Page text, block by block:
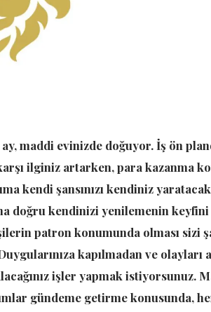
maddi evinizde doğuyor. İş ön
ilginiz artarken, para kazanma
kendi şansınızı kendiniz
doğru kendinizi yenilemenin keyfini
patron konumunda olması sizi
kapılmadan ve olayları
işler yapmak istiyorsunuz.
gündeme getirme konusunda,